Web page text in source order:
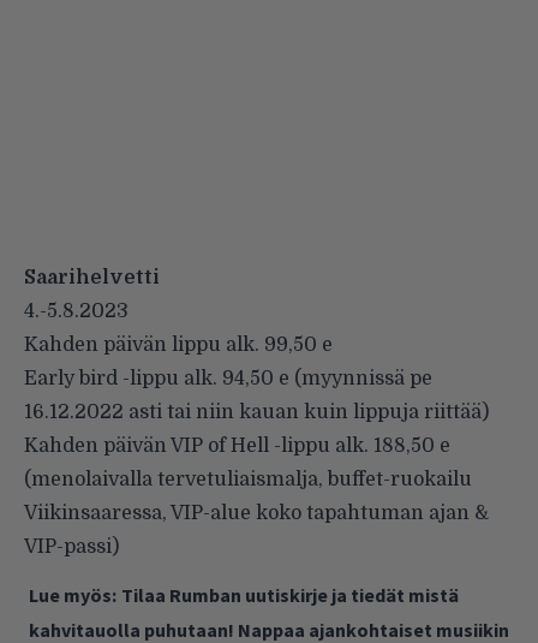
Saarihelvetti
4.-5.8.2023
Kahden päivän lippu alk. 99,50 e
Early bird -lippu alk. 94,50 e (myynnissä pe
16.12.2022 asti tai niin kauan kuin lippuja riittää)
Kahden päivän VIP of Hell -lippu alk. 188,50 e
(menolaivalla tervetuliaismalja, buffet-ruokailu
Viikinsaaressa, VIP-alue koko tapahtuman ajan &
VIP-passi)
Lue myös: Tilaa Rumban uutiskirje ja tiedät mistä
kahvitauolla puhutaan! Nappaa ajankohtaiset musiikin